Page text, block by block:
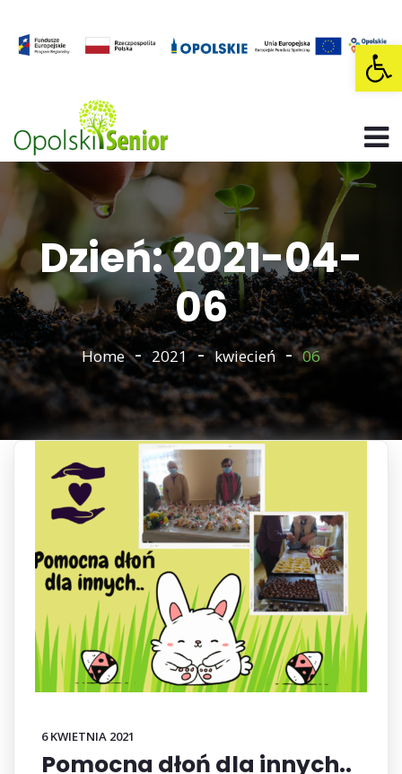
Dzień: 2021-04-
06
Home 2021 kwiecień 06
6 KWIETNIA 2021
Pomocna dłoń dla innych..